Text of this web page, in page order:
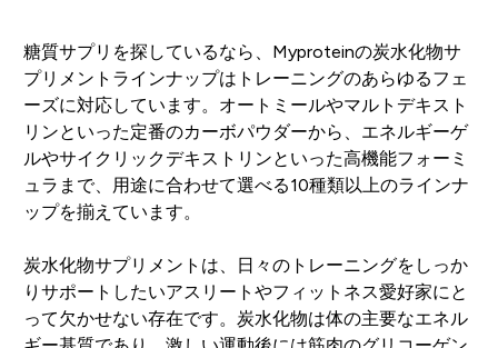
糖質サプリを探しているなら、Myproteinの炭水化物サ
プリメントラインナップはトレーニングのあらゆるフェ
ーズに対応しています。オートミールやマルトデキスト
リンといった定番のカーボパウダーから、エネルギーゲ
ルやサイクリックデキストリンといった高機能フォーミ
ュラまで、用途に合わせて選べる10種類以上のラインナ
ップを揃えています。
炭水化物サプリメントは、日々のトレーニングをしっか
りサポートしたいアスリートやフィットネス愛好家にと
って欠かせない存在です。炭水化物は体の主要なエネル